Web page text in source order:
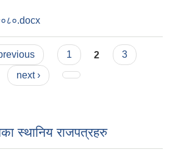
1 2
3
next ›
स्थानिय राजपत्रहरु